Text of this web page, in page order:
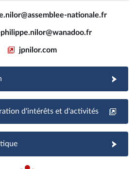
nationale.fr
jpnilor.com
d'intérêts et d'activités